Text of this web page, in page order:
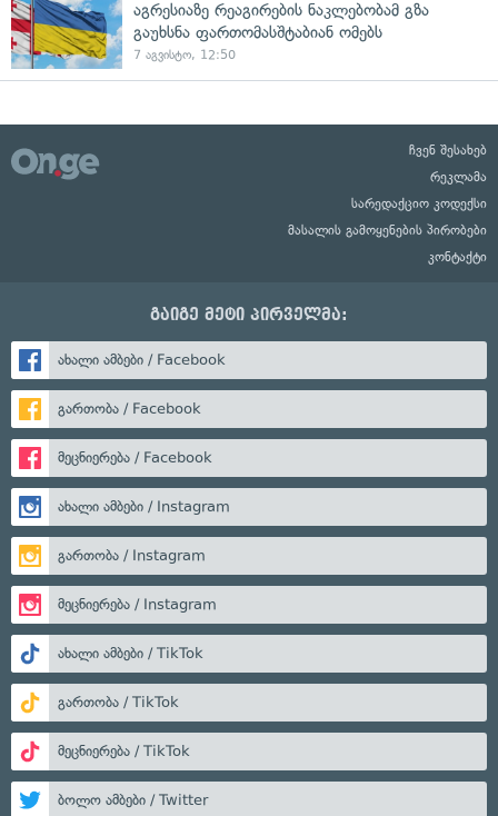
აგრესიაზე რეაგირების ნაკლებობამ გზა
გაუხსნა ფართომასშტაბიან ომებს
7 აგვისტო, 12:50
ჩვენ შესახებ
რეკლამა
სარედაქციო კოდექსი
მასალის გამოყენების პირობები
კონტაქტი
გაიგე მეტი პირველმა:
ახალი ამბები / Facebook
გართობა / Facebook
მეცნიერება / Facebook
ახალი ამბები / Instagram
გართობა / Instagram
მეცნიერება / Instagram
ახალი ამბები / TikTok
გართობა / TikTok
მეცნიერება / TikTok
ბოლო ამბები / Twitter